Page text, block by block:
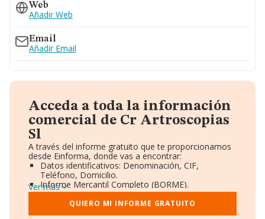
Web
Añadir Web
Email
Añadir Email
Acceda a toda la información
comercial de Cr Artroscopias
Sl
A través del informe gratuito que te proporcionamos
desde Einforma, donde vas a encontrar:
Datos identificativos: Denominación, CIF,
Teléfono, Domicilio.
Informe Mercantil Completo (BORME).
Gráficos de Evolución Ventas y Empleados.
Consejo de Administración y Administradores.
Directivos y Ejecutivos.
Ver más
QUIERO MI INFORME GRATUITO